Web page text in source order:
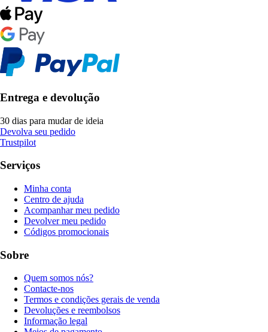
Entrega e devolução
30 dias para mudar de ideia
Devolva seu pedido
Trustpilot
Serviços
Minha conta
Centro de ajuda
Acompanhar meu pedido
Devolver meu pedido
Códigos promocionais
Sobre
Quem somos nós?
Contacte-nos
Termos e condições gerais de venda
Devoluções e reembolsos
Informação legal